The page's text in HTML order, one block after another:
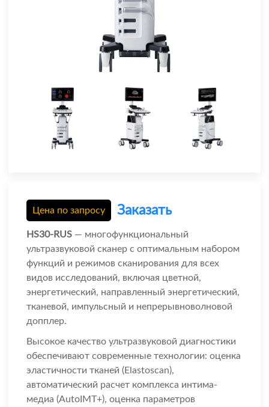
Цена по запросу Заказать
HS30-RUS — многофункциональный
ультразвуковой сканер с оптимальным набором
функций и режимов сканирования для всех
видов исследований, включая цветной,
энергетический, направленный энергетический,
тканевой, импульсный и непрерывноволновой
допплер.
Высокое качество ультразвуковой диагностики
обеспечивают современные технологии: оценка
эластичности тканей (Elastoscan),
автоматический расчет комплекса интима-
медиа (AutoIMT+), оценка параметров